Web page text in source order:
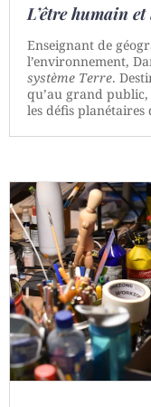
L’être humain
Enseignant de
l’environnement,
système Terre.
qu’au grand
les défis planétaires